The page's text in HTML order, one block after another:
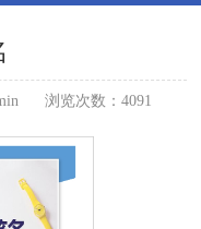
浏览次数：4091